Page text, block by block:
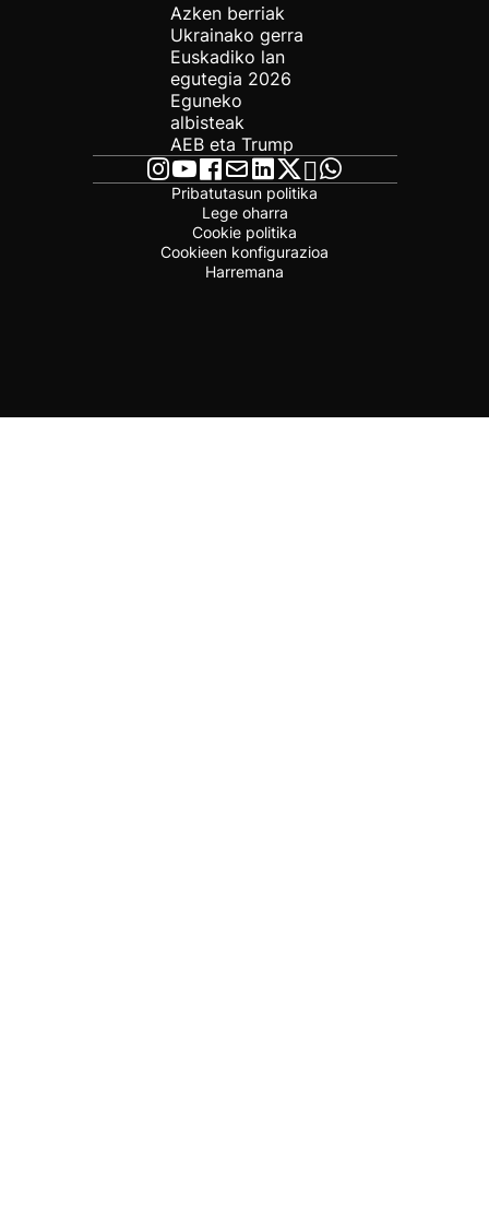
Azken berriak
Ukrainako gerra
Euskadiko lan
egutegia 2026
Eguneko
albisteak
AEB eta Trump
Pribatutasun politika
Lege oharra
Cookie politika
Cookieen konfigurazioa
Harremana